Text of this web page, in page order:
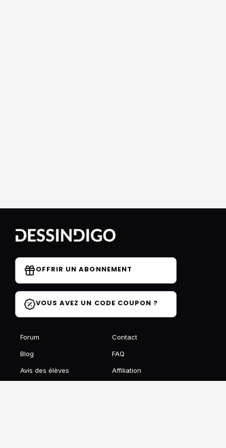
OFFRIR UN ABONNEMENT
VOUS AVEZ UN CODE COUPON ?
Forum
Blog
Avis des élèves
Contact
FAQ
Affiliation